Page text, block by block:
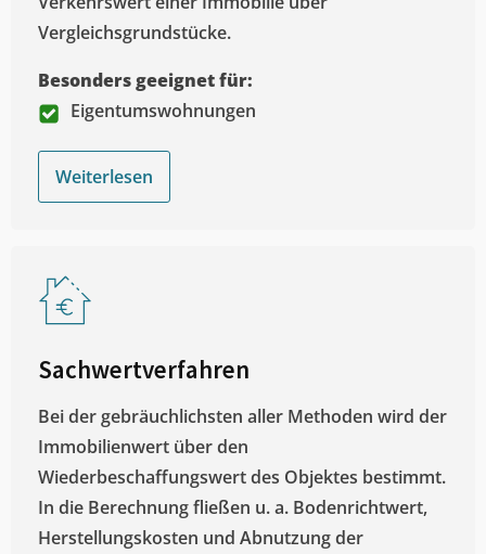
Vergleichsgrundstücke.
Besonders geeignet für:
Eigentumswohnungen
Weiterlesen
Sachwertverfahren
Bei der gebräuchlichsten aller Methoden wird der
Immobilienwert über den
Wiederbeschaffungswert des Objektes bestimmt.
In die Berechnung fließen u. a. Bodenrichtwert,
Herstellungskosten und Abnutzung der